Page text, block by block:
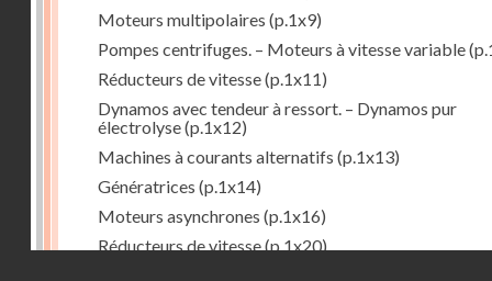
Moteurs multipolaires (p.1x9)
Pompes centrifuges. – Moteurs à vitesse variable
Réducteurs de vitesse(p.1x11)
Dynamos avec tendeur à ressort. – Dynamos pur
électrolyse(p.1x12)
Machines à courants alternatifs (p.1x13)
Génératrices (p.1x14)
Moteurs asynchrones (p.1x16)
Réducteurs de vitesse(p.1x20)